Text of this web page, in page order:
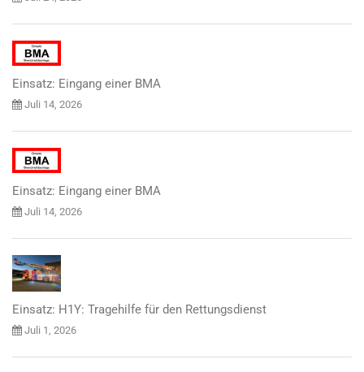
Einsatz: Eingang einer BMA
Juli 14, 2026
Einsatz: Eingang einer BMA
Juli 14, 2026
Einsatz: H1Y: Tragehilfe für den Rettungsdienst
Juli 1, 2026